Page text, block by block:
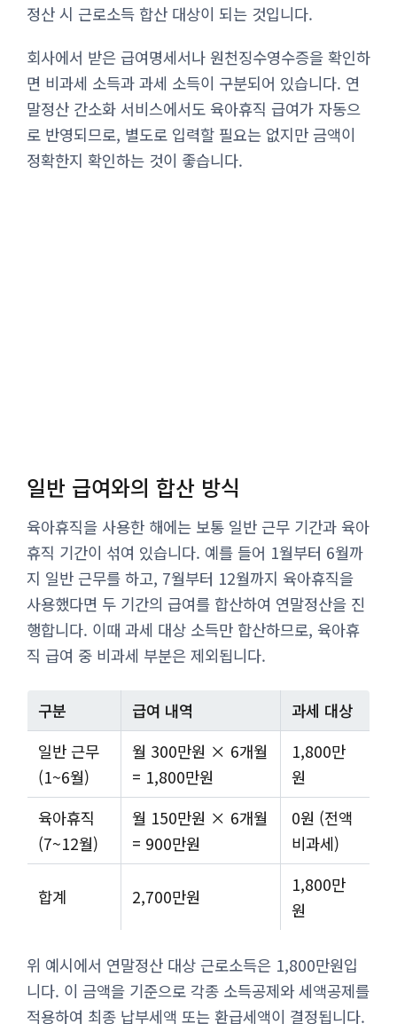
정산 시 근로소득 합산 대상이 되는 것입니다.
회사에서 받은 급여명세서나 원천징수영수증을 확인하
면 비과세 소득과 과세 소득이 구분되어 있습니다. 연
말정산 간소화 서비스에서도 육아휴직 급여가 자동으
로 반영되므로, 별도로 입력할 필요는 없지만 금액이
정확한지 확인하는 것이 좋습니다.
일반 급여와의 합산 방식
육아휴직을 사용한 해에는 보통 일반 근무 기간과 육아
휴직 기간이 섞여 있습니다. 예를 들어 1월부터 6월까
지 일반 근무를 하고, 7월부터 12월까지 육아휴직을
사용했다면 두 기간의 급여를 합산하여 연말정산을 진
행합니다. 이때 과세 대상 소득만 합산하므로, 육아휴
직 급여 중 비과세 부분은 제외됩니다.
구분 급여 내역
과세 대상
일반 근무
(1~6월)
월 300만원 × 6개월
= 1,800만원
1,800만
원
육아휴직
(7~12월)
월 150만원 × 6개월
= 900만원
0원 (전액
비과세)
합계 2,700만원
1,800만
원
위 예시에서 연말정산 대상 근로소득은 1,800만원입
니다. 이 금액을 기준으로 각종 소득공제와 세액공제를
적용하여 최종 납부세액 또는 환급세액이 결정됩니다.